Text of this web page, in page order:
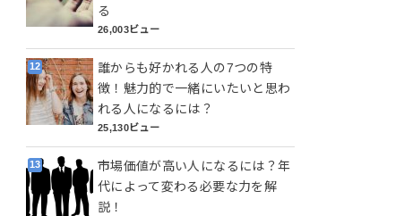
る
26,003ビュー
誰からも好かれる人の7つの特
徴！魅力的で一緒にいたいと思わ
れる人になるには？
25,130ビュー
市場価値が高い人になるには？年
代によって変わる必要な力を解
説！